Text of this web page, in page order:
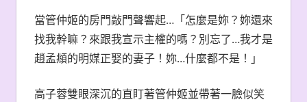
當管仲姬的房門敲門聲響起…「怎麼是妳？妳還來
找我幹嘛？來跟我宣示主權的嗎？別忘了…我才是
趙孟頫的明媒正娶的妻子！妳…什麼都不是！」
高子蓉雙眼深沉的直盯著管仲姬並帶著一臉似笑